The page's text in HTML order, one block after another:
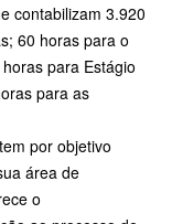
contabilizam 3.920
60 horas para o
para Estágio
para as
por objetivo
área de
o